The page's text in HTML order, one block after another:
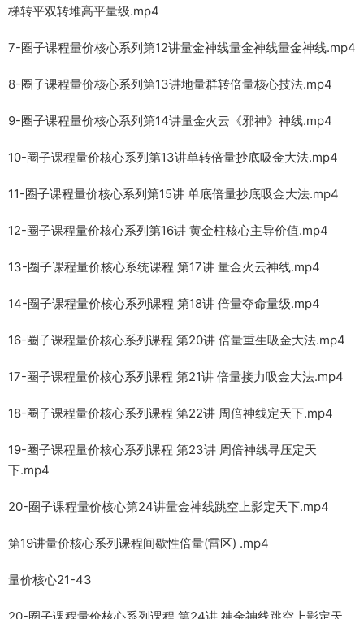
梯转平双转堆高平量级.mp4
7-圈子课程量价核心系列第12讲量金神线量金神线量金神线.mp4
8-圈子课程量价核心系列第13讲地量群转倍量核心技法.mp4
9-圈子课程量价核心系列第14讲量金火云《邪神》神线.mp4
10-圈子课程量价核心系列第13讲单转倍量抄底吸金大法.mp4
11-圈子课程量价核心系列第15讲 单底倍量抄底吸金大法.mp4
12-圈子课程量价核心系列第16讲 黄金柱核心主导价值.mp4
13-圈子课程量价核心系统课程 第17讲 量金火云神线.mp4
14-圈子课程量价核心系列课程 第18讲 倍量夺命量级.mp4
16-圈子课程量价核心系列课程 第20讲 倍量重生吸金大法.mp4
17-圈子课程量价核心系列课程 第21讲 倍量接力吸金大法.mp4
18-圈子课程量价核心系列课程 第22讲 周倍神线定天下.mp4
19-圈子课程量价核心系列课程 第23讲 周倍神线寻压定天
下.mp4
20-圈子课程量价核心第24讲量金神线跳空上影定天下.mp4
第19讲量价核心系列课程间歇性倍量(雷区) .mp4
量价核心21-43